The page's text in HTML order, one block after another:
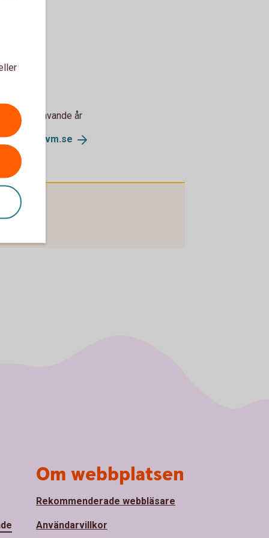
för innehavande år
se
Om webbplatsen
Rekommenderade webbläsare
Användarvillkor